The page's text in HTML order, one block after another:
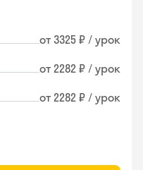
от 3325 ₽ / урок
от 2282 ₽ / урок
от 2282 ₽ / урок